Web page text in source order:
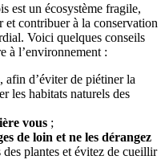
est un écosystème fragile,
et contribuer à la conservation
Voici quelques conseils
à l’environnement :
, afin d’éviter de piétiner la
les habitats naturels des
vous ;
de loin et ne les dérangez
plantes et évitez de cueillir